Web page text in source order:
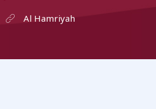
Al Hamriyah